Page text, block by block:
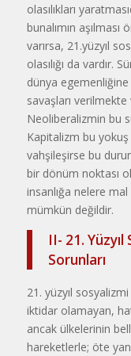
olasılıkları
bunalımın
varırsa, 21.yüzyıl
olasılığı da vardır.
dünya egemenliğine
savaşları
Neoliberalizmin bu
Kapitalizm bu yokuş
vahşileşirse bu
bir dönüm noktası
insanlığa nelere
mümkün değildir.
II- 21.
Sorunları
21. yüzyıl
iktidar olamayan,
ancak ülkelerinin
hareketlerle; öte